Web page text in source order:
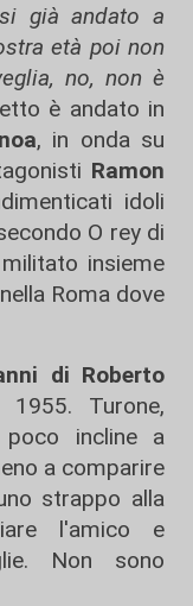
già andato a
età poi non
no, non è
è andato in
, in onda su
Ramon
idoli
O rey di
insieme
Roma dove
di Roberto
Turone,
incline a
a comparire
strappo alla
l'amico e
Non sono